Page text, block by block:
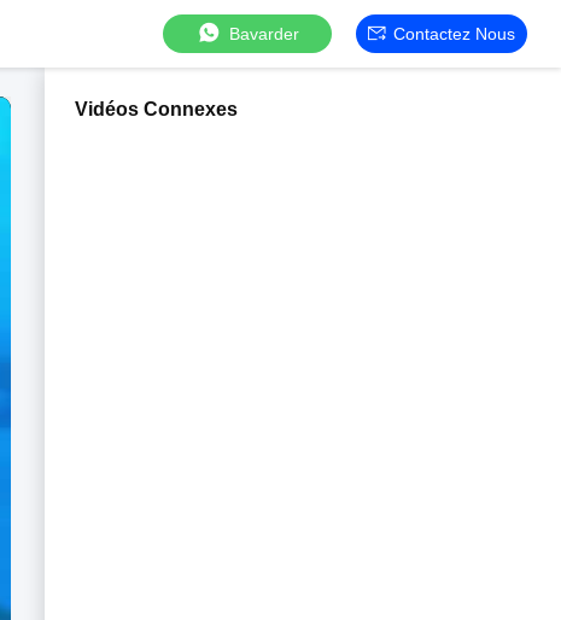
Bavarder Contactez Nous
Vidéos Connexes